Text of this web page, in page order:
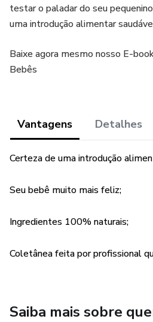
testar o paladar do seu
uma introdução alimentar
Baixe agora mesmo nosso E-
Bebês
Vantagens Detalhes
Certeza de uma introdução
Seu bebê muito mais feliz;
Ingredientes 100% naturais;
Coletânea feita por profissional
Saiba mais sobre